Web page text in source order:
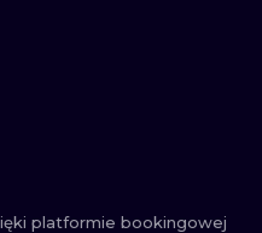
platformie bookingowej